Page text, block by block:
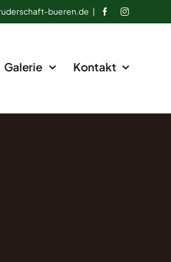
bueren.de |
Galerie Kontakt